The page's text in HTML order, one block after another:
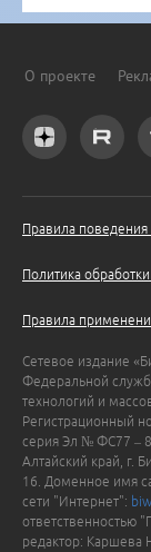
О проекте
Правила поведения
Политика
Правила
Сетевое издание
Федеральной
технологий и
Регистрационный
серия Эл № ФС77 –
Алтайский край, г.
16. Доменное имя
сети "Интернет":
ответственностью
редактор: Каршева